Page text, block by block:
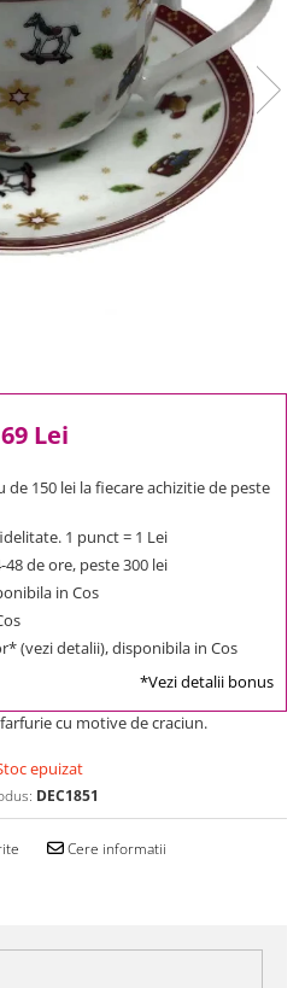
69 Lei
de 150 lei la fiecare achizitie de peste
1 punct = 1 Lei
48 de ore, peste 300 lei
in Cos
(vezi detalii), disponibila in Cos
*Vezi detalii bonus
cu motive de craciun.
epuizat
DEC1851
Cere informatii